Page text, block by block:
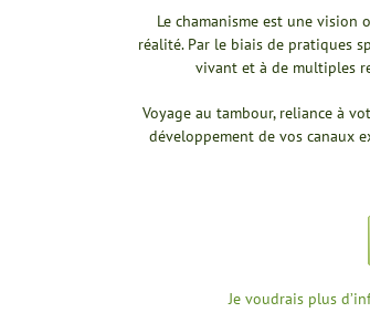
Le chamanisme est une vision
réalité. Par le biais de pratiques
vivant et à de multiples
Voyage au tambour, reliance à
développement de vos canaux
Je voudrais plus